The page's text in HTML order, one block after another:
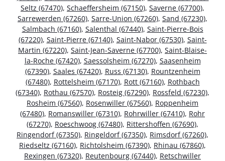
Seltz (67470), Schaeffersheim (67150), Saverne (67700),
Sarrewerden (67260), Sarre-Union (67260), Sand (67230),
Salmbach (67160), Salenthal (67440), Saint-Pierre-Bois
(67220), Saint-Pierre (67140), Saint-Nabor (67530), Saint-
Martin (67220), Saint-Jean-Saverne (67700), Saint-Blaise-
la-Roche (67420), Saessolsheim (67270), Saasenheim
(67390), Saales (67420), Russ (67130), Rountzenheim
(67480), Rottelsheim (67170), Rott (67160), Rothbach
(67340), Rothau (67570), Rosteig (67290), Rossfeld (67230),
Rosheim (67560), Rosenwiller (67560), Roppenheim
(67480), Romanswiller (67310), Rohrwiller (67410), Rohr
(67270), Roeschwoog (67480), Rittershoffen (67690),
Ringendorf (67350), Ringeldorf (67350), Rimsdorf (67260),
Riedseltz (67160), Richtolsheim (67390), Rhinau (67860),
Rexingen (67320), Reutenbourg (67440), Retschwiller